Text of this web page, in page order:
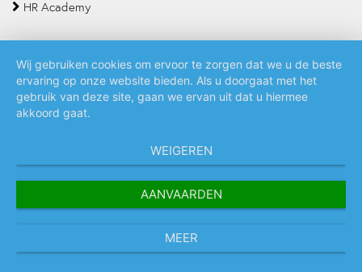
HR Academy
Algemene voorwaarden Privacy policy Cookie statement
Wij gebruiken cookies om ervoor te zorgen dat we u de beste
ervaring op onze website bieden. Als u doorgaat met het
gebruik van deze site, gaan we ervan uit dat u hiermee
akkoord gaat.
WEIGEREN
AANVAARDEN
MEER